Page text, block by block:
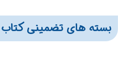
بسته های تضمینی